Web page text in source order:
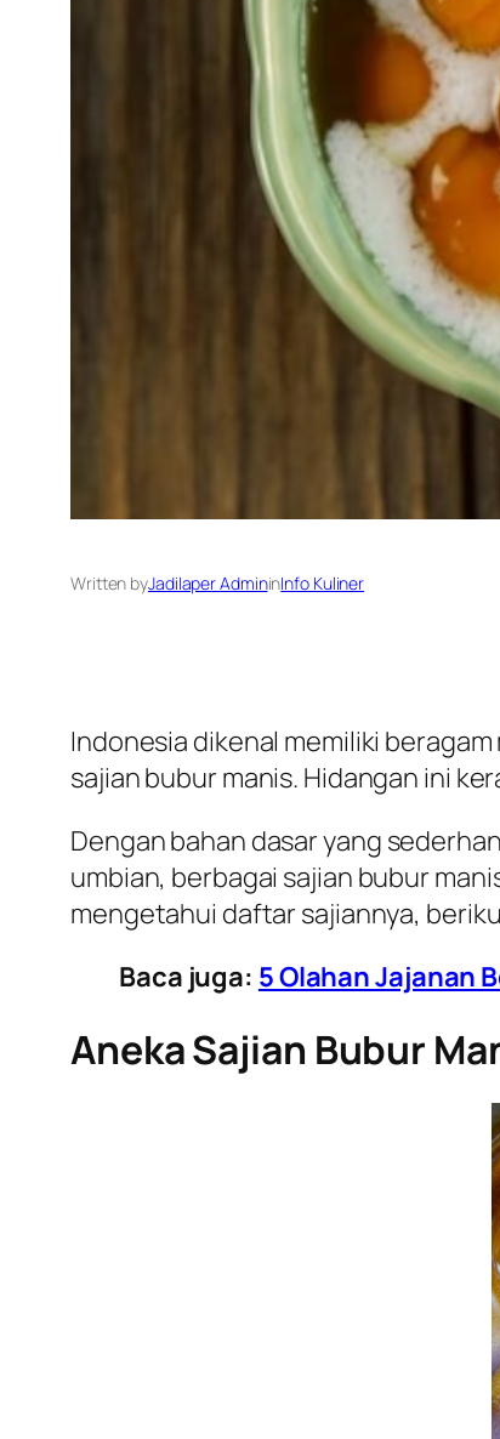
Written byJadilaper AdmininInfo Kuliner
Indonesia dikenal memiliki
sajian bubur manis. Hidangan ini
Dengan bahan dasar yang
umbian, berbagai sajian bubur
mengetahui daftar sajiannya,
Baca juga: 5 Olahan Jajanan
Aneka Sajian Bubur